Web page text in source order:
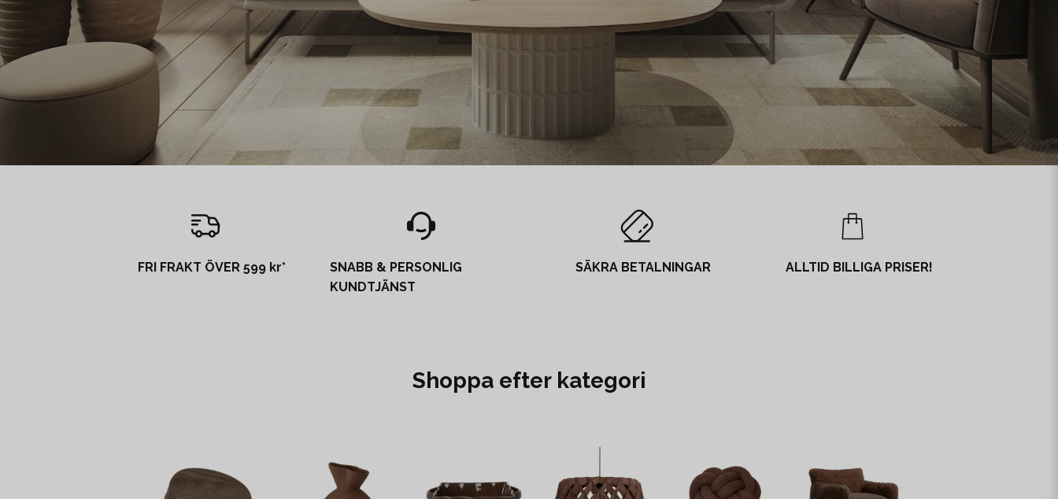
FRI FRAKT ÖVER 599 kr*
SNABB & PERSONLIG
KUNDTJÄNST
SÄKRA BETALNINGAR ALLTID BILLIGA PRISER!
Shoppa efter kategori